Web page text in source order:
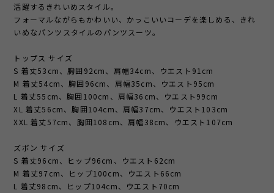
活躍するきれいめスタイル。
フォーマルながらもかわいい、かっこいいコーデを楽しめる、きれ
いめなパンツスタイルのパンツスーツ。
トップス サイズ
S 着丈53cm、胸囲92cm、肩幅34cm、ウエスト91cm
M 着丈54cm、胸囲96cm、肩幅35cm、ウエスト95cm
L 着丈55cm、胸囲100cm、肩幅36cm、ウエスト99cm
XL 着丈56cm、胸囲104cm、肩幅37cm、ウエスト103cm
XXL 着丈57cm、胸囲108cm、肩幅38cm、ウエスト107cm
ズボン サイズ
S 着丈96cm、ヒップ96cm、ウエスト62cm
M 着丈97cm、ヒップ100cm、ウエスト66cm
L 着丈98cm、ヒップ104cm、ウエスト70cm